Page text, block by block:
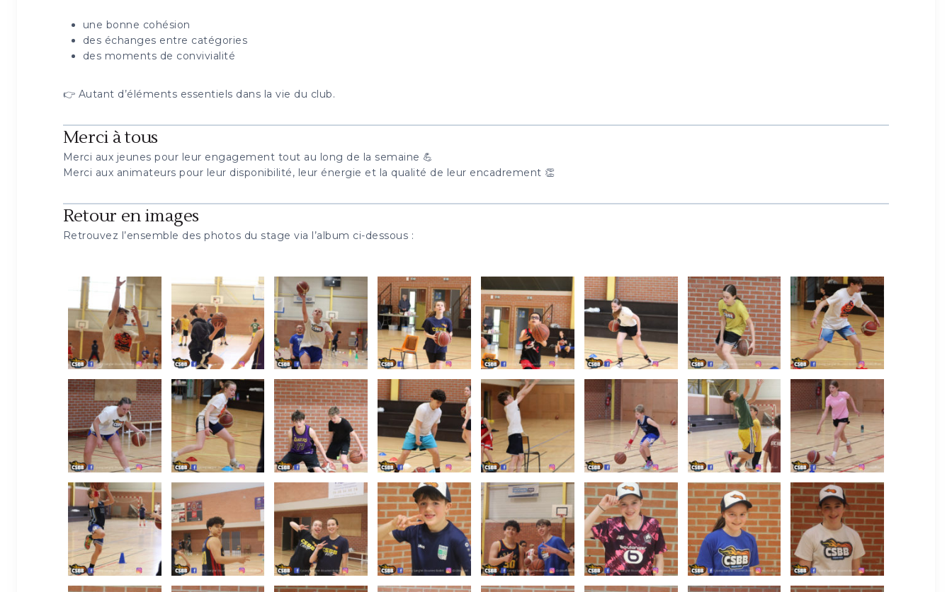
une bonne cohésion
des échanges entre catégories
des moments de convivialité
👉 Autant d’éléments essentiels dans la vie du club.
Merci à tous
Merci aux jeunes pour leur engagement tout au long de la semaine 💪
Merci aux animateurs pour leur disponibilité, leur énergie et la qualité de leur encadrement 👏
Retour en images
Retrouvez l’ensemble des photos du stage via l’album ci-dessous :